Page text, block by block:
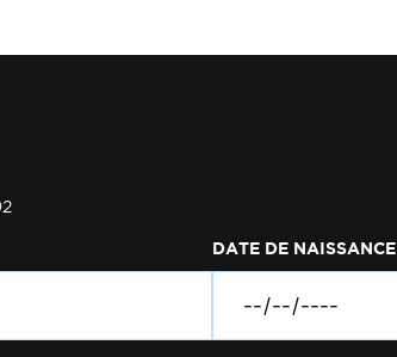
DATE DE NAISSANCE